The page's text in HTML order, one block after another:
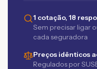
1 cotação, 18
Sem precisar ligar
cada seguradora
Preços idênticos
Regulados por